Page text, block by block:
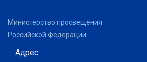
Министерство просвещения
Российской Федерации
Адрес